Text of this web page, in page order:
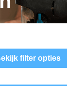
filter opties